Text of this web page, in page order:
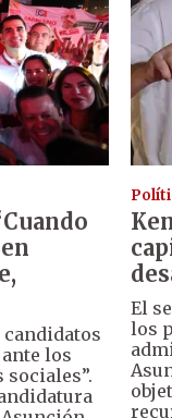
candidatos
los
El
los